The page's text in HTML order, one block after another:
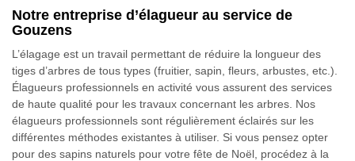
Notre entreprise d’élagueur au service de
Gouzens
L’élagage est un travail permettant de réduire la longueur des
tiges d’arbres de tous types (fruitier, sapin, fleurs, arbustes, etc.).
Élagueurs professionnels en activité vous assurent des services
de haute qualité pour les travaux concernant les arbres. Nos
élagueurs professionnels sont régulièrement éclairés sur les
différentes méthodes existantes à utiliser. Si vous pensez opter
pour des sapins naturels pour votre fête de Noël, procédez à la